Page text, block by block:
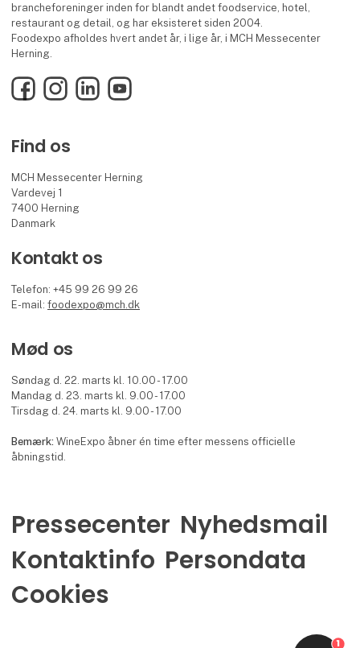
brancheforeninger inden for blandt andet foodservice, hotel,
restaurant og detail, og har eksisteret siden 2004.
Foodexpo afholdes hvert andet år, i lige år, i MCH Messecenter
Herning.
FacebookInstagramLinkedInYouTube
Find os
MCH Messecenter Herning
Vardevej 1
7400 Herning
Danmark
Kontakt os
Telefon: +45 99 26 99 26
E-mail:foodexpo@mch.dk
Mød os
Søndag d. 22. marts kl. 10.00 - 17.00
Mandag d. 23. marts kl. 9.00 - 17.00
Tirsdag d. 24. marts kl. 9.00 - 17.00
Bemærk:WineExpo åbner én time efter messens officielle
åbningstid.
Pressecenter Nyhedsmail
Kontaktinfo Persondata
Cookies
1